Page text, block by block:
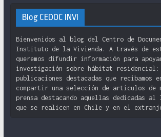
Blog CEDOC INVI
Bienvenidos al blog del Centro de
Instituto de la Vivienda. A través de
queremos difundir información para
investigación sobre hábitat residencial:
publicaciones destacadas que recibamos
compartir una selección de artículos de
prensa destacando aquellas dedicadas al
que se realicen en Chile y en el